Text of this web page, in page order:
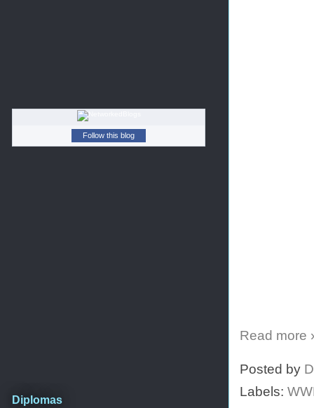
Read more
Posted by
Labels:
Follow this blog
Diplomas